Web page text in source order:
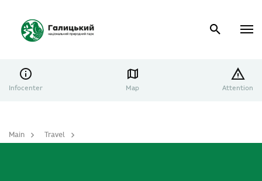
Infocenter Map Attention
Main Travel